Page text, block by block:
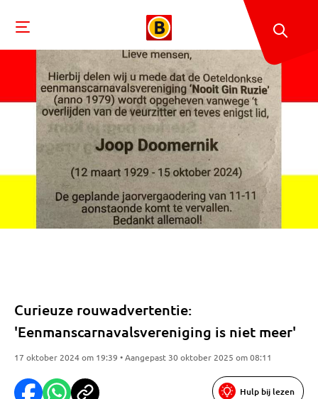
Curieuze rouwadvertentie:
'Eenmanscarnavalsvereniging is niet meer'
17 oktober 2024 om 19:39 • Aangepast 30 oktober 2025 om 08:11
Hulp bij lezen